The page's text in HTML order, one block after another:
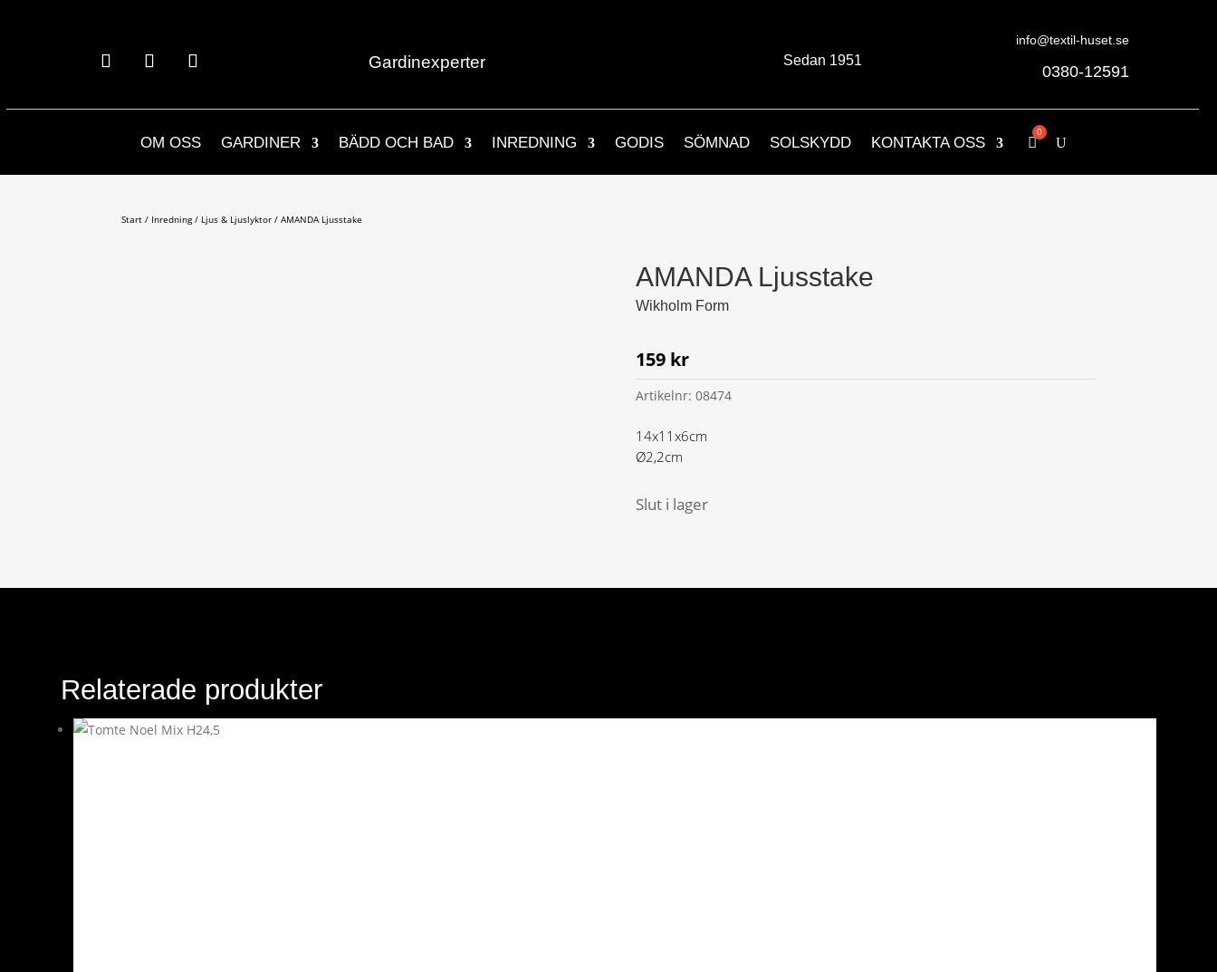
Gardinexperter Sedan 1951
info@textil-huset.se
0380-12591
OM OSS GARDINER BÄDD OCH BAD INREDNING GODIS SÖMNAD SOLSKYDD KONTAKTA OSS
Start / Inredning/ Ljus & Ljuslyktor / AMANDA Ljusstake
AMANDA Ljusstake
Wikholm Form
159 kr
Artikelnr: 08474
14x11x6cm
Ø2,2cm
Slut i lager
Relaterade produkter